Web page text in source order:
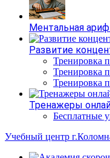
Ментальная
Развитие
Тренировка
Тренировка
Тренировка
Тренажеры
Бесплатные
Учебный центр